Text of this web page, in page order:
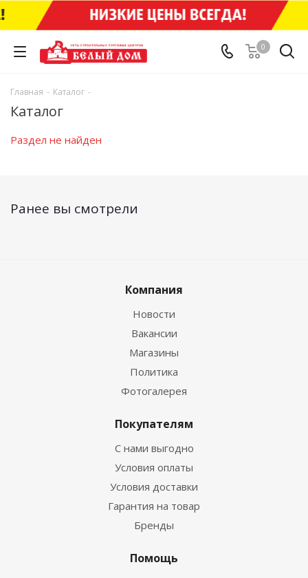
0
Главная - Каталог -
Каталог
Раздел не найден
Ранее вы смотрели
Компания
Новости
Вакансии
Магазины
Политика
Фотогалерея
Покупателям
С нами выгодно
Условия оплаты
Условия доставки
Гарантия на товар
Бренды
Помощь